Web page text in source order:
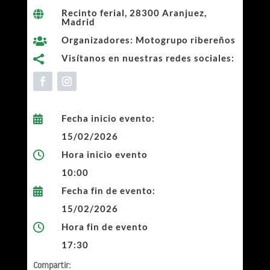

Recinto ferial, 28300 Aranjuez,
Madrid

Organizadores: Motogrupo ribereños

Visítanos en nuestras redes sociales:

Fecha inicio evento:
15/02/2026

Hora inicio evento
10:00

Fecha fin de evento:
15/02/2026

Hora fin de evento
17:30
Compartir: